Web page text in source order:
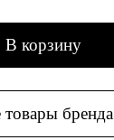
В корзину
товары бренда